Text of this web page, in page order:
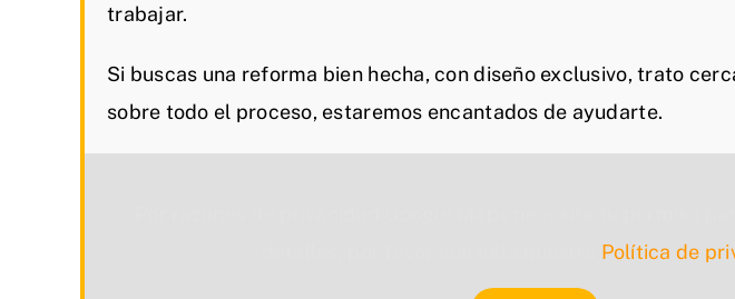
trabajar.
Si buscas una reforma bien hecha, con diseño exclusivo, trato
sobre todo el proceso, estaremos encantados de ayudarte.
Política de